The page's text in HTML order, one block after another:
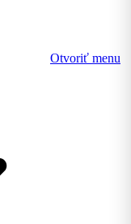
Otvoriť menu